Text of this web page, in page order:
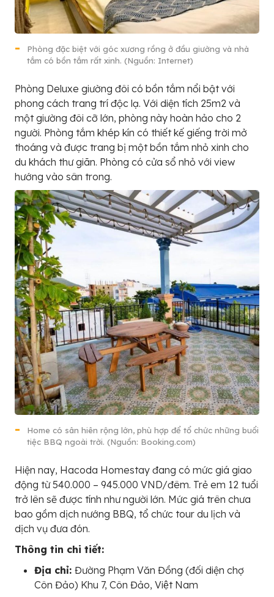
Phòng đặc biệt với góc xương rồng ở đầu giường và nhà
tắm có bồn tắm rất xinh. (Nguồn: Internet)
Phòng Deluxe giường đôi có bồn tắm nổi bật với
phong cách trang trí độc lạ. Với diện tích 25m2 và
một giường đôi cỡ lớn, phòng này hoàn hảo cho 2
người. Phòng tắm khép kín có thiết kế giếng trời mở
thoáng và được trang bị một bồn tắm nhỏ xinh cho
du khách thư giãn. Phòng có cửa sổ nhỏ với view
hướng vào sân trong.
Home có sân hiên rộng lớn, phù hợp để tổ chức những buổi
tiệc BBQ ngoài trời. (Nguồn: Booking.com)
Hiện nay, Hacoda Homestay đang có mức giá giao
động từ 540.000 – 945.000 VND/đêm. Trẻ em 12 tuổi
trở lên sẽ được tính như người lớn. Mức giá trên chưa
bao gồm dịch nướng BBQ, tổ chức tour du lịch và
dịch vụ đưa đón.
Thông tin chi tiết:
Địa chỉ: Đường Phạm Văn Đồng (đối diện chợ
Côn Đảo) Khu 7, Côn Đảo, Việt Nam